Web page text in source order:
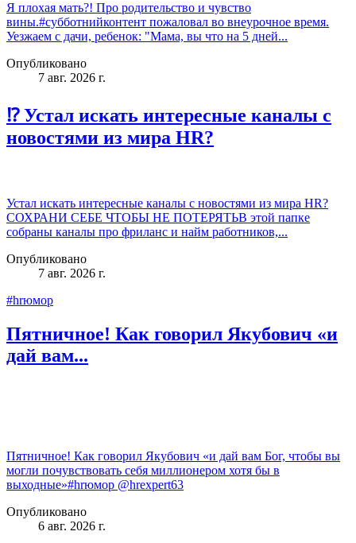
Я плохая мать?! Про родительство и чувство
вины.#субботнийконтент пожаловал во внеурочное время.
Уезжаем с дачи, ребенок: "Мама, вы что на 5 дней...
Опубликовано
7 авг. 2026 г.
⁉️ Устал искать интересные каналы с
новостями из мира HR?
Устал искать интересные каналы с новостями из мира HR?
СОХРАНИ СЕБЕ ЧТОБЫ НЕ ПОТЕРЯТЬВ этой папке
собраны каналы про фриланс и найм работников,...
Опубликовано
7 авг. 2026 г.
#hrюмор
Пятничное! Как говорил Якубович «и
дай вам...
Пятничное! Как говорил Якубович «и дай вам Бог, чтобы вы
могли почувствовать себя миллионером хотя бы в
выходные»#hrюмор @hrexpert63
Опубликовано
6 авг. 2026 г.